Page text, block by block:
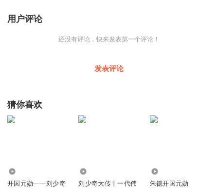
用户评论
还没有评论，快来发表第一个评论！
发表评论
猜你喜欢
开国元勋——刘少奇
刘少奇大传丨一代伟
朱德开国元勋